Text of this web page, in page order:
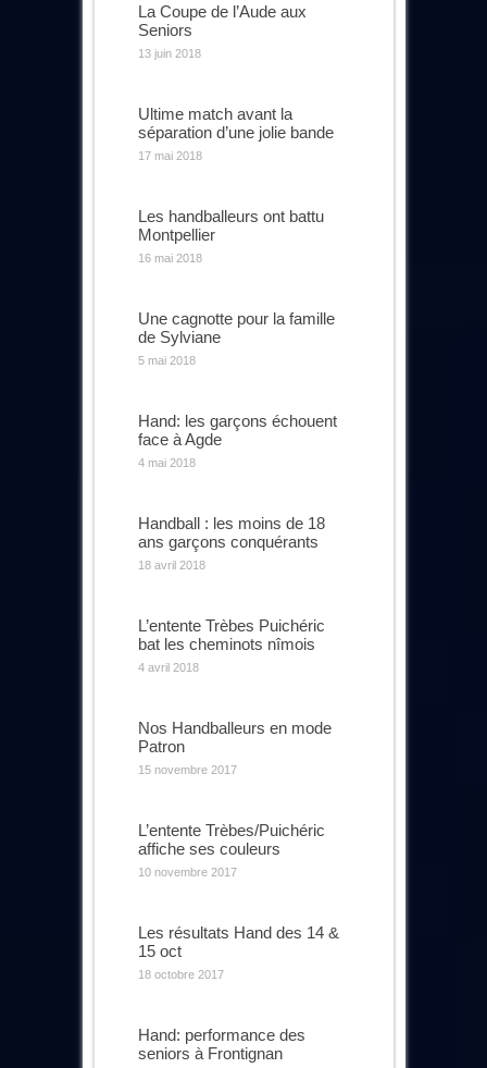
La Coupe de l’Aude aux
Seniors
13 juin 2018
Ultime match avant la
séparation d’une jolie bande
17 mai 2018
Les handballeurs ont battu
Montpellier
16 mai 2018
Une cagnotte pour la famille
de Sylviane
5 mai 2018
Hand: les garçons échouent
face à Agde
4 mai 2018
Handball : les moins de 18
ans garçons conquérants
18 avril 2018
L’entente Trèbes Puichéric
bat les cheminots nîmois
4 avril 2018
Nos Handballeurs en mode
Patron
15 novembre 2017
L’entente Trèbes/Puichéric
affiche ses couleurs
10 novembre 2017
Les résultats Hand des 14 &
15 oct
18 octobre 2017
Hand: performance des
seniors à Frontignan